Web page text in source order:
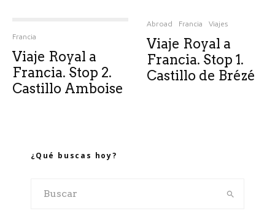
Francia
Viaje Royal a
Francia. Stop 2.
Castillo Amboise
Abroad Francia Viajes
Viaje Royal a
Francia. Stop 1.
Castillo de Brézé
¿Qué buscas hoy?